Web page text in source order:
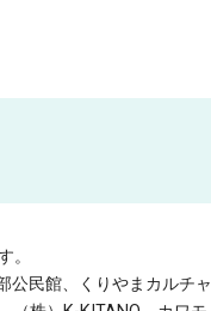
。
民館、くりやまカルチ